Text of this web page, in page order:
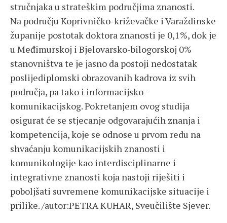
stručnjaka u strateškim područjima znanosti.
Na području Koprivničko-križevačke i Varaždinske
županije postotak doktora znanosti je 0,1%, dok je
u Međimurskoj i Bjelovarsko-bilogorskoj 0%
stanovništva te je jasno da postoji nedostatak
poslijediplomski obrazovanih kadrova iz svih
područja, pa tako i informacijsko-
komunikacijskog. Pokretanjem ovog studija
osigurat će se stjecanje odgovarajućih znanja i
kompetencija, koje se odnose u prvom redu na
shvaćanju komunikacijskih znanosti i
komunikologije kao interdisciplinarne i
integrativne znanosti koja nastoji riješiti i
poboljšati suvremene komunikacijske situacije i
prilike. /autor:PETRA KUHAR, Sveučilište Sjever.